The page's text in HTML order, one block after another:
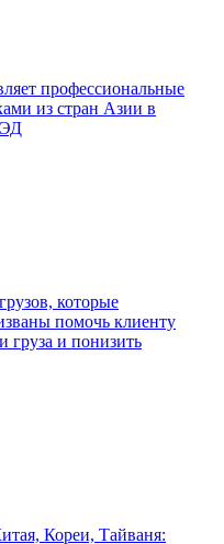
профессиональные
из стран Азии в
которые
помочь клиенту
груза и понизить
Кореи, Тайваня: